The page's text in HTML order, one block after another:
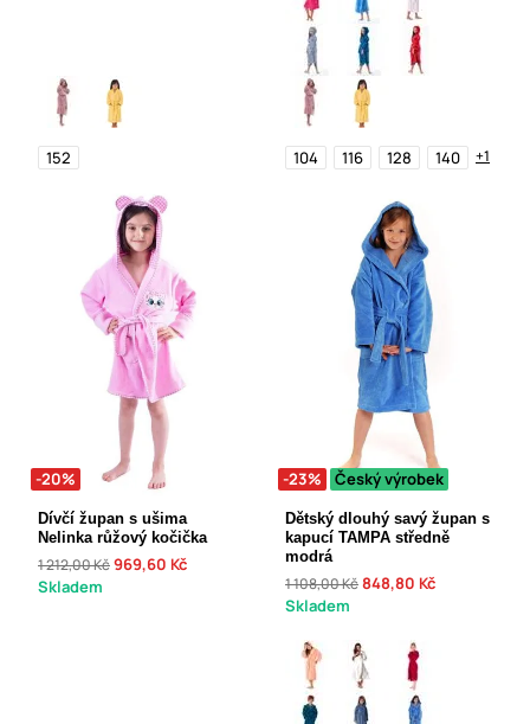
152 104 116 128 140 +1
-20%
Dívčí župan s ušima
Nelinka růžový kočička
1 212,00 Kč969,60 Kč
Skladem
-23% Český výrobek
Dětský dlouhý savý župan s
kapucí TAMPA středně
modrá
1 108,00 Kč848,80 Kč
Skladem